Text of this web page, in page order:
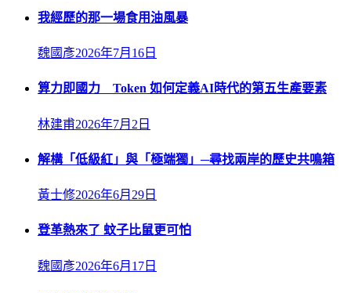
我經歷的那一場食用油風暴
魏國彥2026年7月16日
算力即國力 Token 如何定義AI時代的第五生產要素
林建甫2026年7月2日
解構「低級紅」與「極端獨」─尋找兩岸的歷史共鳴箱
黃士修2026年6月29日
登革熱來了 蚊子比鼠更可怕
魏國彥2026年6月17日